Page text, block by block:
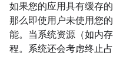
如果您的应用具有缓存
那么即使用户未使用您
能。当系统资源（如内
程。系统还会考虑终止